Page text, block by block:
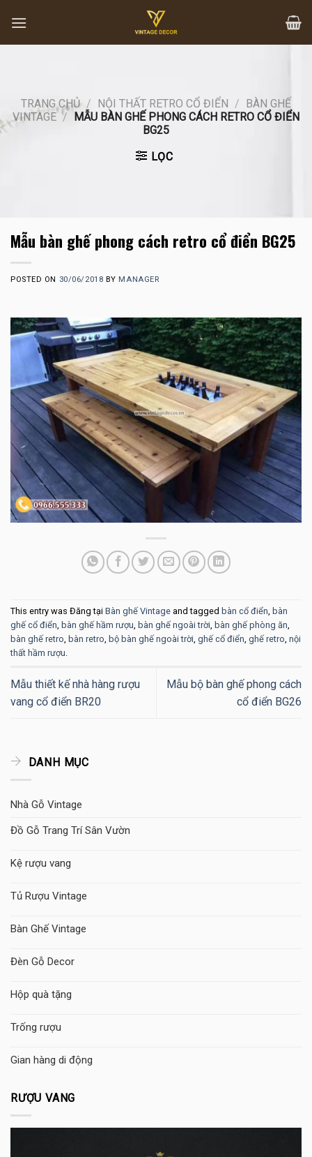
content
TRANG CHỦ / NỘI THẤT RETRO CỔ ĐIỂN / BÀN GHẾ
VINTAGE /
MẪU BÀN GHẾ PHONG CÁCH RETRO CỔ ĐIỂN
BG25
LỌC
Mẫu bàn ghế phong cách retro cổ điển BG25
POSTED ON 30/06/2018 BY MANAGER
This entry was Đăng tại Bàn ghế Vintage and tagged bàn cổ điển, bàn
ghế cổ điển, bàn ghế hầm rượu, bàn ghế ngoài trời, bàn ghế phòng ăn,
bàn ghế retro, bàn retro, bộ bàn ghế ngoài trời, ghế cổ điển, ghế retro, nội
thất hầm rượu.
Mẫu thiết kế nhà hàng rượu
vang cổ điển BR20
Mẫu bộ bàn ghế phong cách
cổ điển BG26
DANH MỤC
Nhà Gỗ Vintage
Đồ Gỗ Trang Trí Sân Vườn
Kệ rượu vang
Tủ Rượu Vintage
Bàn Ghế Vintage
Đèn Gỗ Decor
Hộp quà tặng
Trống rượu
Gian hàng di động
RƯỢU VANG